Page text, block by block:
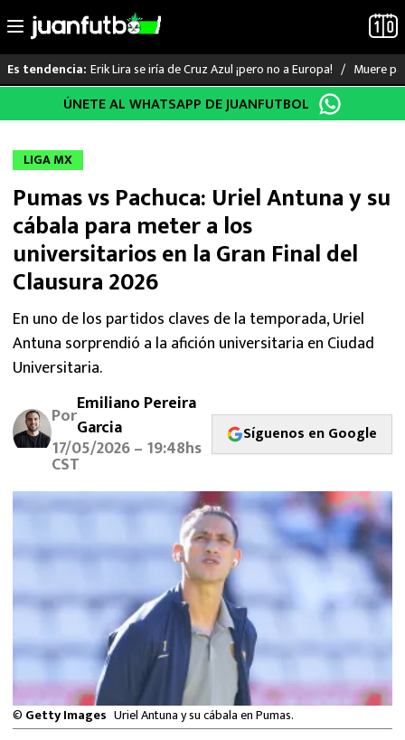
al
Es tendencia: Erik Lira se iría de Cruz Azul ¡pero no a Europa! Muere
LO ÚLTIMO
LIGA MX
RAYADOS
PUMAS
ATLANTE
SELECCIÓN MEXICANA
FUTBOL INTERNACIONAL
MEXICANOS EN EL EXTRANJERO
FUTBOL ESTUFA
BOXEO
LIGA MX
NFL
ÚNETE AL WHATSAPP DE JUANFUTBOL
LIGA MX
Pumas vs Pachuca: Uriel Antuna y su
cábala para meter a los
universitarios en la Gran Final del
Clausura 2026
En uno de los partidos claves de la temporada, Uriel
Antuna sorprendió a la afición universitaria en Ciudad
Universitaria.
PorEmiliano Pereira
Garcia
17/05/2026 – 19:48hs
CST
Síguenos en Google
© Getty Images Uriel Antuna y su cábala en Pumas.